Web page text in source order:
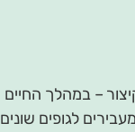
– במהלך החיים
לגופים שונים